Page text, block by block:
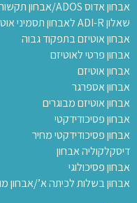
אבחון אדוס ADOS/אבחון תקשורת
שאלון ADI-R לאבחון תסמיני אוטיזם
אבחון אוטיזם בתפקוד גבוה
אבחון פרטי לאוטיזם
אבחון אוטיזם
אבחון אספרגר
אבחון אוטיזם מבוגרים
אבחון פסיכודידקטי
אבחון פסיכודידקטי מחיר
דיסקלקוליה אבחון
אבחון פסיכולוגי
אבחון בשלות לכיתה א’/אבחון